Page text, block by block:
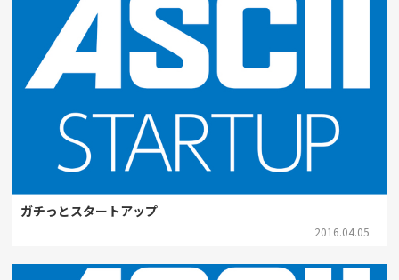
ガチっとスタートアップ
2016.04.05